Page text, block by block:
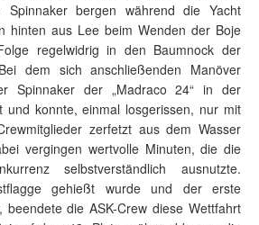
Spinnaker bergen während die Yacht
hinten aus Lee beim Wenden der Boje
regelwidrig in den Baumnock der
dem sich anschließenden Manöver
Spinnaker der „Madraco 24“ in der
und konnte, einmal losgerissen, nur mit
zerfetzt aus dem Wasser
vergingen wertvolle Minuten, die die
selbstverständlich ausnutzte.
gehießt wurde und der erste
beendete die ASK-Crew diese Wettfahrt